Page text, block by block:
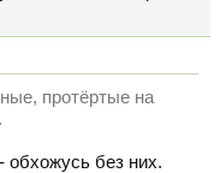
протёртые на
обхожусь без них.